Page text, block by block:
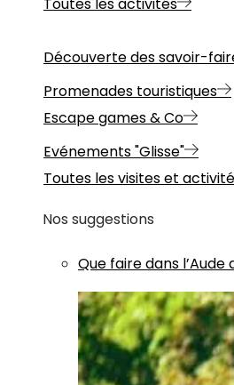
Toutes les activités
Découverte des savoir-
Promenades touristiques
Escape games & Co
Evénements "Glisse"
Toutes les visites et
Nos suggestions
Que faire dans